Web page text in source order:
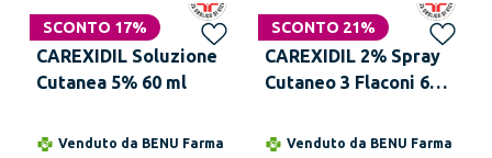
SCONTO 17%
CAREXIDIL Soluzione
Cutanea 5% 60 ml
Venduto da BENU Farma
SCONTO 21%
CAREXIDIL 2% Spray
Cutaneo 3 Flaconi 60
Venduto da BENU Farma